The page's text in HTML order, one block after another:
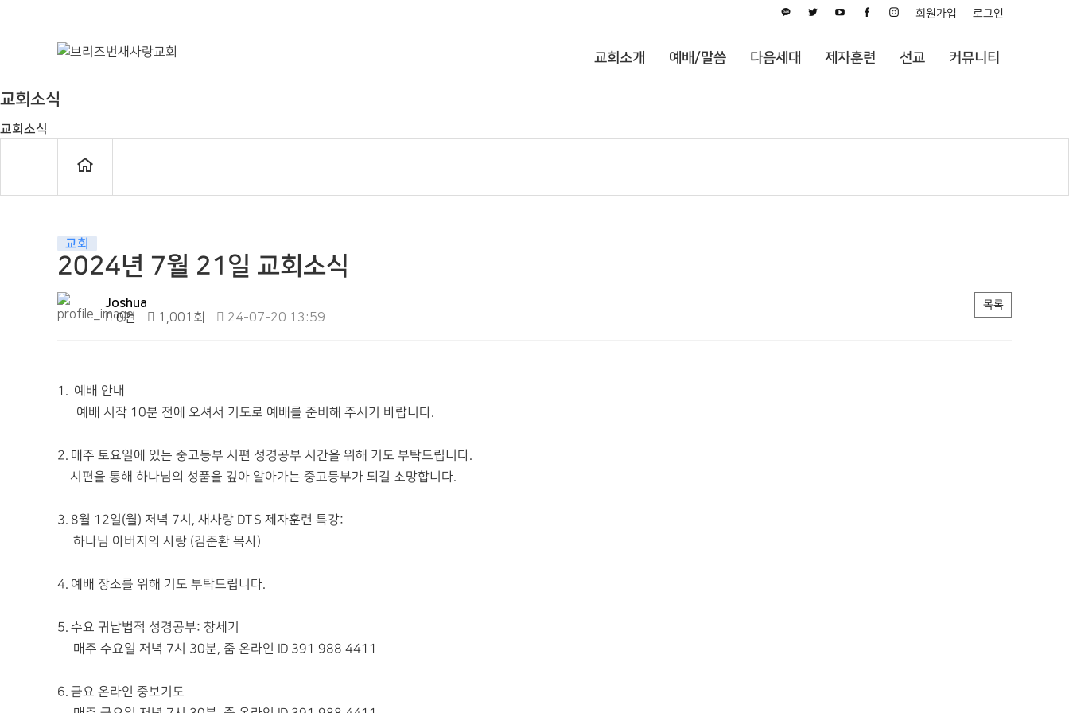
회원가입 로그인
교회소개 예배/말씀 다음세대 제자훈련 선교 커뮤니티
교회소식
교회소식
교회
2024년 7월 21일 교회소식
Joshua
0건
1,001회 24-07-20 13:59
목록
1. 예배 안내
예배 시작 10분 전에 오셔서 기도로 예배를 준비해 주시기 바랍니다.
2. 매주 토요일에 있는 중고등부 시편 성경공부 시간을 위해 기도 부탁드립니다.
시편을 통해 하나님의 성품을 깊아 알아가는 중고등부가 되길 소망합니다.
3. 8월 12일(월) 저녁 7시, 새사랑 DTS 제자훈련 특강:
하나님 아버지의 사랑 (김준환 목사)
4. 예배 장소를 위해 기도 부탁드립니다.
5. 수요 귀납법적 성경공부: 창세기
매주 수요일 저녁 7시 30분, 줌 온라인 ID 391 988 4411
6. 금요 온라인 중보기도